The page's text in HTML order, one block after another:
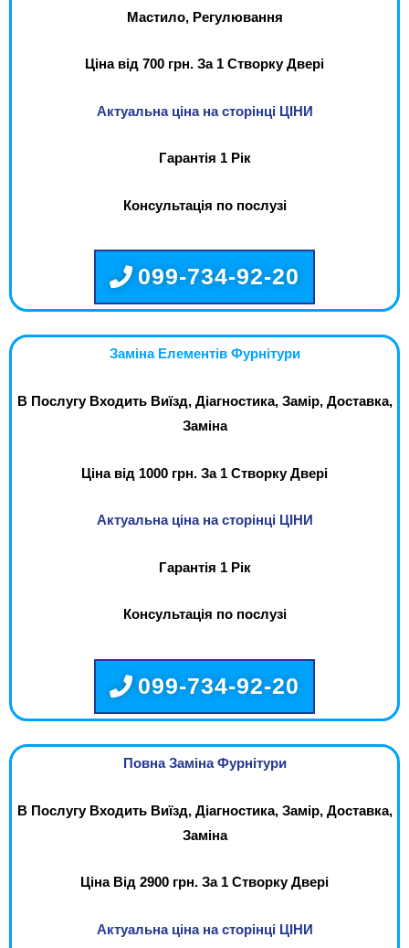
Мастило, Регулювання
Ціна від 700 грн. За 1 Створку Двері
Актуальна ціна на сторінці ЦІНИ
Гарантія 1 Рік
Консультація по послузі
099-734-92-20
Заміна Елементів Фурнітури
В Послугу Входить Виїзд, Діагностика, Замір, Доставка,
Заміна
Ціна від 1000 грн. За 1 Створку Двері
Актуальна ціна на сторінці ЦІНИ
Гарантія 1 Рік
Консультація по послузі
099-734-92-20
Повна Заміна Фурнітури
В Послугу Входить Виїзд, Діагностика, Замір, Доставка,
Заміна
Ціна Від 2900 грн. За 1 Створку Двері
Актуальна ціна на сторінці ЦІНИ